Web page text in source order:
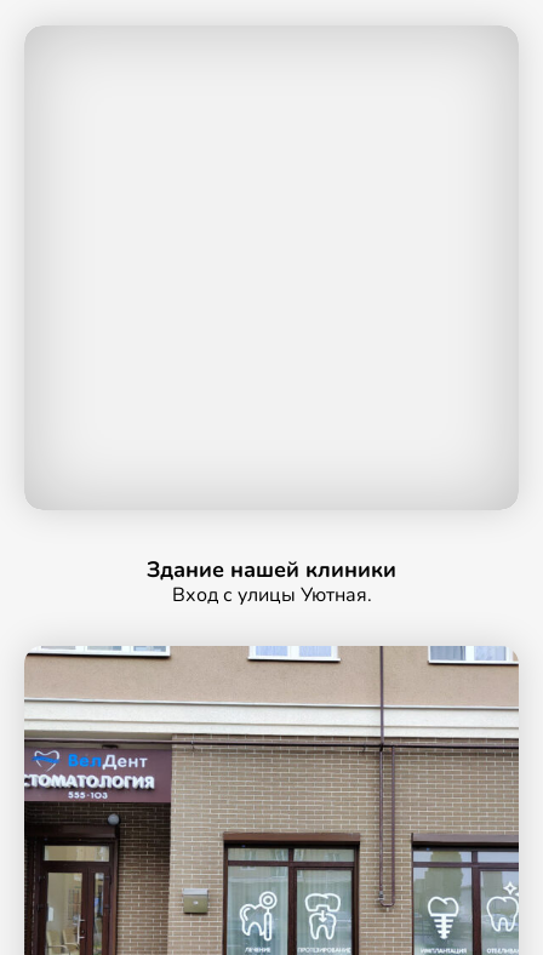
Здание нашей клиники
Вход с улицы Уютная.